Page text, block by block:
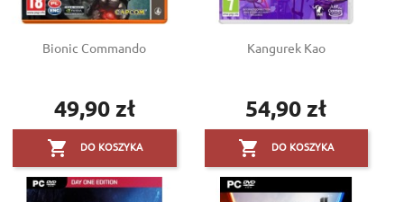
Bionic Commando
Cena
49,90 zł
 DO KOSZYKA
Kangurek Kao
Cena
54,90 zł
 DO KOSZYKA